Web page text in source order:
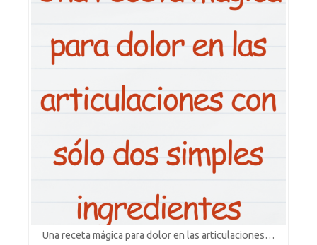
Una receta mágica para dolor en las articulaciones…